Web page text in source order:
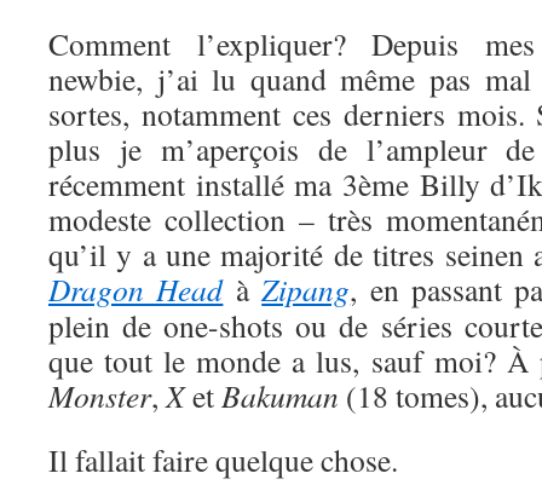
Comment l’expliquer? Depuis
newbie, j’ai lu quand même pas
sortes, notamment ces derniers
plus je m’aperçois de l’ampleur
récemment installé ma 3ème Billy
modeste collection – très
qu’il y a une majorité de titres seinen
Dragon HeadàZipang, en passant
plein de one-shots ou de séries
que tout le monde a lus, sauf moi?
Monster,XetBakuman (18 tomes),
Il fallait faire quelque chose.